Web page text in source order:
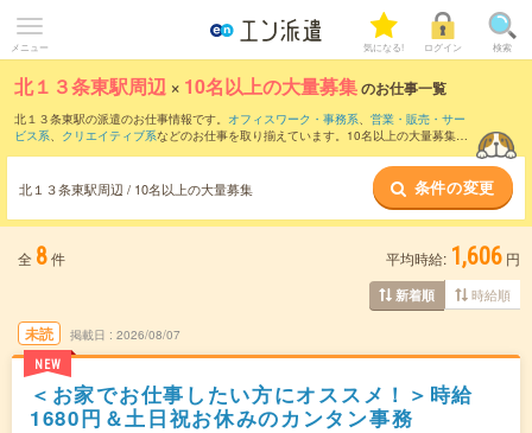
メニュー 気になる! ログイン 検索
北１３条東駅周辺 × 10名以上の大量募集のお仕事一覧
北１３条東駅の派遣のお仕事情報です。 オフィスワーク・事務系、 営業・販売・サー
ビス系、 クリエイティブ系などのお仕事を取り揃えています。10名以上の大量募集の
北１３条東駅周辺 / 10名以上の大量募集 条件の変更
全 8件 平均時給: 1,606 円
新着順 時給順
未読
NEW
掲載日 2026/08/07
＜お家でお仕事したい方にオススメ！＞時給
1680円＆土日祝お休みのカンタン事務